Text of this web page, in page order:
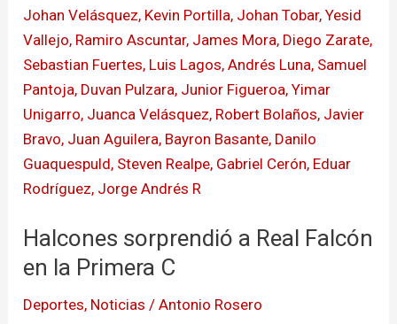
Halcones sorprendió a Real Falcón
en la Primera C
Deportes, Noticias /Antonio Rosero
Real
Falcón
en
la
Primera
C